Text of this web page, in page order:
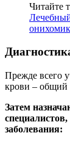
Читайте
Прежде всего
крови – общий
Затем
заболевания: